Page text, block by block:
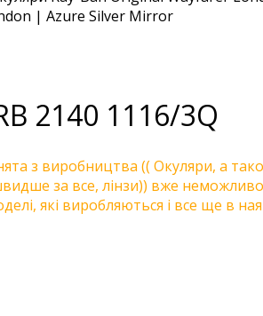
2140 1116/3Q
з виробництва (( Окуляри, а
за все, лінзи)) вже неможливо
які виробляються і все ще в